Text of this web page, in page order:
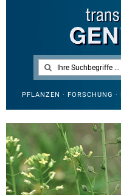
PFLANZEN · FORSCHUNG